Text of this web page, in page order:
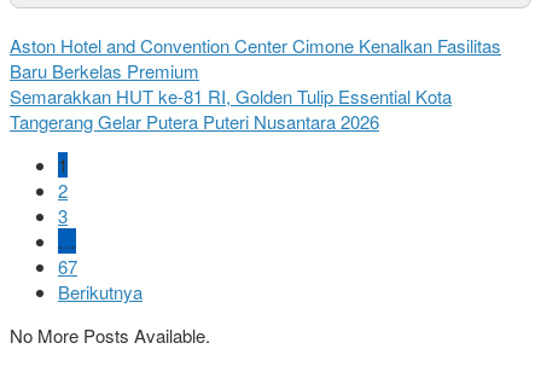
Aston Hotel and Convention Center Cimone Kenalkan Fasilitas
Baru Berkelas Premium
Semarakkan HUT ke-81 RI, Golden Tulip Essential Kota
Tangerang Gelar Putera Puteri Nusantara 2026
1
2
3
…
67
Berikutnya
No More Posts Available.